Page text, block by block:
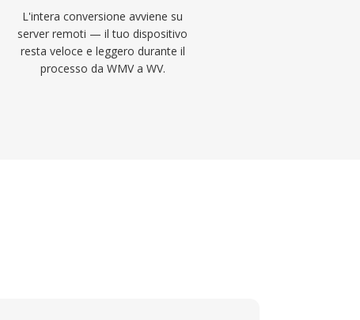
L'intera conversione avviene su
server remoti — il tuo dispositivo
resta veloce e leggero durante il
processo da WMV a WV.